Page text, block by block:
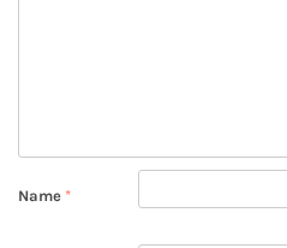
Name *